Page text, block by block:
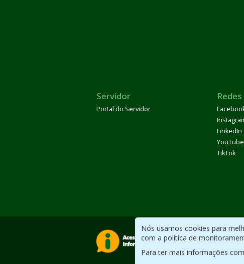
Nós usamos cookies para
com a política de
Para ter mais informações
Servidor
Portal do Servidor
LinkedIn
YouTube
TikTok